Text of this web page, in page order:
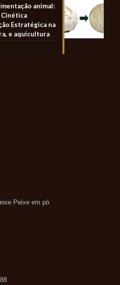
animal:
Cinética
Estratégica na
e aquicultura
Peixe em pó